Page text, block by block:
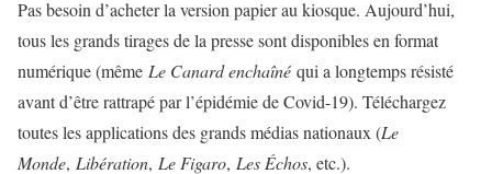
Pas besoin d’acheter la version papier au kiosque. Aujourd’hui,
tous les grands tirages de la presse sont disponibles en format
numérique (même Le Canard enchaîné qui a longtemps résisté
avant d’être rattrapé par l’épidémie de Covid-19). Téléchargez
toutes les applications des grands médias nationaux (Le
Monde, Libération, Le Figaro, Les Échos, etc.).